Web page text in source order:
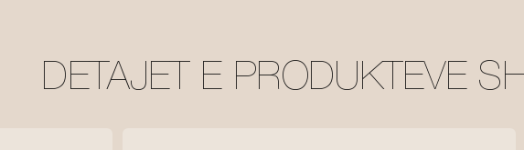
DETAJET E PRODUKTEVE